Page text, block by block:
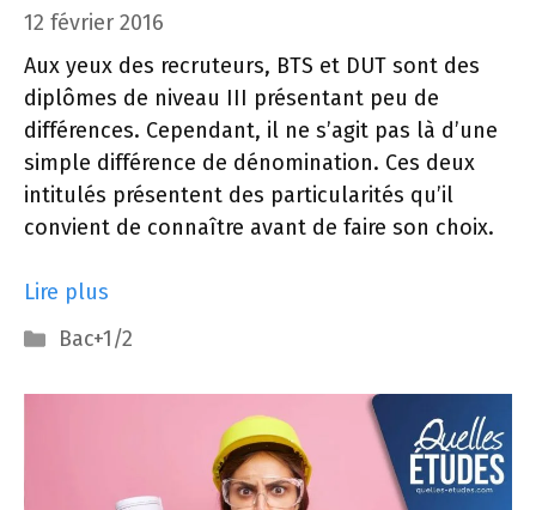
12 février 2016
Aux yeux des recruteurs, BTS et DUT sont des
diplômes de niveau III présentant peu de
différences. Cependant, il ne s’agit pas là d’une
simple différence de dénomination. Ces deux
intitulés présentent des particularités qu’il
convient de connaître avant de faire son choix.
Lire plus
Catégories
Bac+1/2